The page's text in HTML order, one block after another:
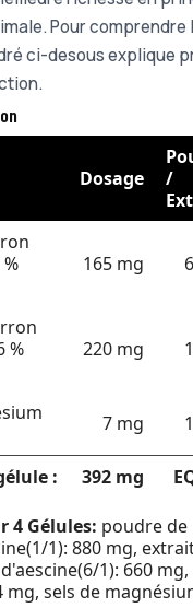
Pour comprendre
ci-desous explique
Dosage
/
165 mg
%
220 mg
7 mg
: 392 mg
4 Gélules: poudre
1): 880 mg,
1): 660
mg, sels de